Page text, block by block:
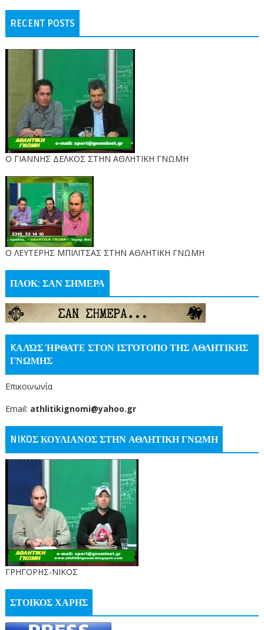
RECENT POSTS
Ο ΓΙΑΝΝΗΣ ΔΕΛΚΟΣ ΣΤΗΝ ΑΘΛΗΤΙΚΗ ΓΝΩΜΗ
O ΛΕΥΤΕΡΗΣ ΜΠΙΛΙΤΣΑΣ ΣΤΗΝ ΑΘΛΗΤΙΚΗ ΓΝΩΜΗ
ΠΑΟΚ: ΣΑΝ ΣΗΜΕΡΑ
KΑΛΏΣ ΉΡΘΑΤΕ ΣΤΟΝ ΙΣΤΌΤΟΠΟ ΤΗΣ ΑΘΛΗΤΙΚΗΣ
ΓΝΩΜΗΣ
Επικοινωνία
Email: athlitikignomi@yahoo.gr
NIKOΣ ΚΟΥΛΙΑΝΟΣ ΣΤΗΝ ΑΘΛΗΤΙΚΗ ΓΝΩΜΗ
ΓΡΗΓΟΡΗΣ-ΝΙΚΟΣ
ΣΤΟΙΚΟΣ ΧΑΡΗΣ